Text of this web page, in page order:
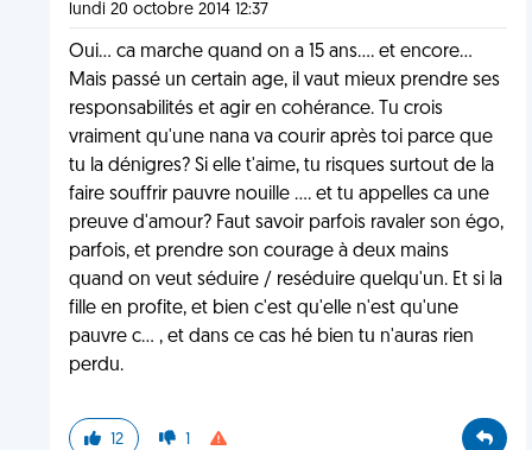
lundi 20 octobre 2014 12:37
Oui... ca marche quand on a 15 ans.... et encore...
Mais passé un certain age, il vaut mieux prendre ses
responsabilités et agir en cohérance. Tu crois
vraiment qu'une nana va courir après toi parce que
tu la dénigres? Si elle t'aime, tu risques surtout de la
faire souffrir pauvre nouille .... et tu appelles ca une
preuve d'amour? Faut savoir parfois ravaler son égo,
parfois, et prendre son courage à deux mains
quand on veut séduire / reséduire quelqu'un. Et si la
fille en profite, et bien c'est qu'elle n'est qu'une
pauvre c... , et dans ce cas hé bien tu n'auras rien
perdu.
12 1